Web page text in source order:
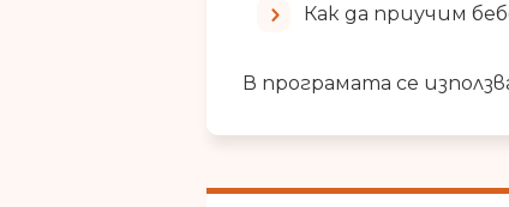
Как да приучим
В програмата се